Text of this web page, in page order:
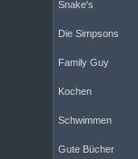
Snake's
Die Simpsons
Family Guy
Kochen
Schwimmen
Gute Bücher